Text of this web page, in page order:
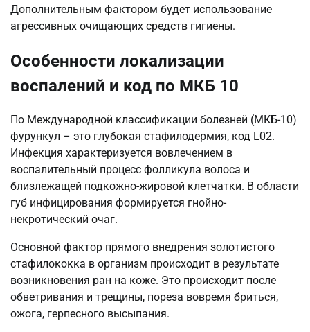
Дополнительным фактором будет использование
агрессивных очищающих средств гигиены.
Особенности локализации
воспалений и код по МКБ 10
По Международной классификации болезней (МКБ-10)
фурункул – это глубокая стафилодермия, код L02.
Инфекция характеризуется вовлечением в
воспалительный процесс фолликула волоса и
близлежащей подкожно-жировой клетчатки. В области
губ инфицирования формируется гнойно-
некротический очаг.
Основной фактор прямого внедрения золотистого
стафилококка в организм происходит в результате
возникновения ран на коже. Это происходит после
обветривания и трещины, пореза вовремя бриться,
ожога, герпесного высыпания.